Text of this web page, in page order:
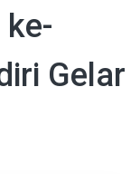
Gelar